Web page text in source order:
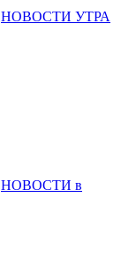
НОВОСТИ УТРА
НОВОСТИ в